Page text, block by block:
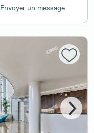
Envoyer un message